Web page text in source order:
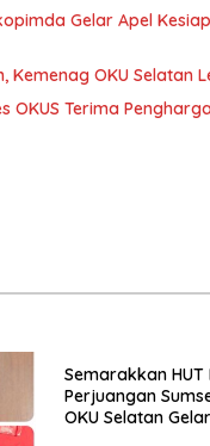
Gelar Apel
Kemenag OKU Selatan
OKUS Terima
Semarakkan HUT
Perjuangan
OKU Selatan